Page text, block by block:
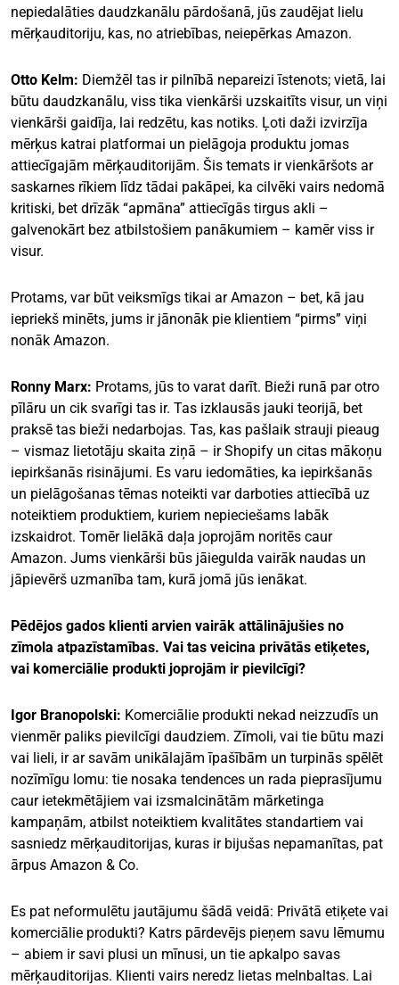
nepiedalāties daudzkanālu pārdošanā, jūs zaudējat lielu
mērķauditoriju, kas, no atriebības, neiepērkas Amazon.
Otto Kelm: Diemžēl tas ir pilnībā nepareizi īstenots; vietā, lai
būtu daudzkanālu, viss tika vienkārši uzskaitīts visur, un viņi
vienkārši gaidīja, lai redzētu, kas notiks. Ļoti daži izvirzīja
mērķus katrai platformai un pielāgoja produktu jomas
attiecīgajām mērķauditorijām. Šis temats ir vienkāršots ar
saskarnes rīkiem līdz tādai pakāpei, ka cilvēki vairs nedomā
kritiski, bet drīzāk “apmāna” attiecīgās tirgus akli –
galvenokārt bez atbilstošiem panākumiem – kamēr viss ir
visur.
Protams, var būt veiksmīgs tikai ar Amazon – bet, kā jau
iepriekš minēts, jums ir jānonāk pie klientiem “pirms” viņi
nonāk Amazon.
Ronny Marx: Protams, jūs to varat darīt. Bieži runā par otro
pīlāru un cik svarīgi tas ir. Tas izklausās jauki teorijā, bet
praksē tas bieži nedarbojas. Tas, kas pašlaik strauji pieaug
– vismaz lietotāju skaita ziņā – ir Shopify un citas mākoņu
iepirkšanās risinājumi. Es varu iedomāties, ka iepirkšanās
un pielāgošanas tēmas noteikti var darboties attiecībā uz
noteiktiem produktiem, kuriem nepieciešams labāk
izskaidrot. Tomēr lielākā daļa joprojām noritēs caur
Amazon. Jums vienkārši būs jāiegulda vairāk naudas un
jāpievērš uzmanība tam, kurā jomā jūs ienākat.
Pēdējos gados klienti arvien vairāk attālinājušies no
zīmola atpazīstamības. Vai tas veicina privātās etiķetes,
vai komerciālie produkti joprojām ir pievilcīgi?
Igor Branopolski: Komerciālie produkti nekad neizzudīs un
vienmēr paliks pievilcīgi daudziem. Zīmoli, vai tie būtu mazi
vai lieli, ir ar savām unikālajām īpašībām un turpinās spēlēt
nozīmīgu lomu: tie nosaka tendences un rada pieprasījumu
caur ietekmētājiem vai izsmalcinātām mārketinga
kampaņām, atbilst noteiktiem kvalitātes standartiem vai
sasniedz mērķauditorijas, kuras ir bijušas nepamanītas, pat
ārpus Amazon & Co.
Es pat neformulētu jautājumu šādā veidā: Privātā etiķete vai
komerciālie produkti? Katrs pārdevējs pieņem savu lēmumu
– abiem ir savi plusi un mīnusi, un tie apkalpo savas
mērķauditorijas. Klienti vairs neredz lietas melnbaltas. Lai